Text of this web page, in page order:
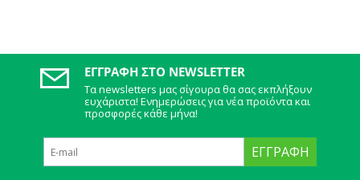
ΕΓΓΡΑΦΉ ΣΤΟ NEWSLETTER
Τα newsletters μας σίγουρα θα σας εκπλήξουν
ευχάριστα! Ενημερώσεις για νέα προϊόντα και
προσφορές κάθε μήνα!
ΕΓΓΡΑΦΉ